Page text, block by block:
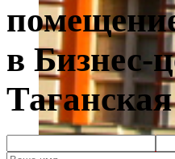
в Бизнес-